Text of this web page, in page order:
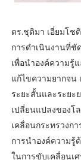
ดร.ชุติมา เอี่ยมโช
การดำเนินงานที่ชั
เพื่อนำองค์ความรู้
แก้ไขความยากจน
ระยะสั้นและระยะ
เปลี่ยนแปลงของโ
เคลื่อนกระทรวงก
การนำองค์ความรู้
ในการขับเคลื่อนเ